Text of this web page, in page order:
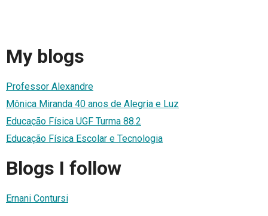
My blogs
Professor Alexandre
Mônica Miranda 40 anos de Alegria e Luz
Educação Física UGF Turma 88.2
Educação Física Escolar e Tecnologia
Blogs I follow
Ernani Contursi